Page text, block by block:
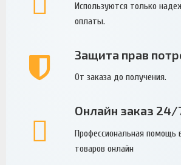
Используются только
оплаты.
Защита прав
От заказа до получения.
Онлайн заказ 24/
Профессиональная помощь
товаров онлайн